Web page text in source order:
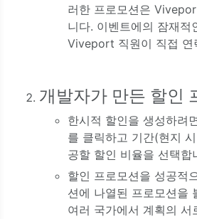
러한 프로모션은
니다. 이벤트에의 잠재적
Viveport 직원이 직접 연
개발자가 만든 할인
한시적 할인을 생성하려
를 클릭하고 기간(현지
공할 할인 비율을 선택합
할인 프로모션을 성공적
션에 나열된 프로모션을
여러 국가에서 계획의